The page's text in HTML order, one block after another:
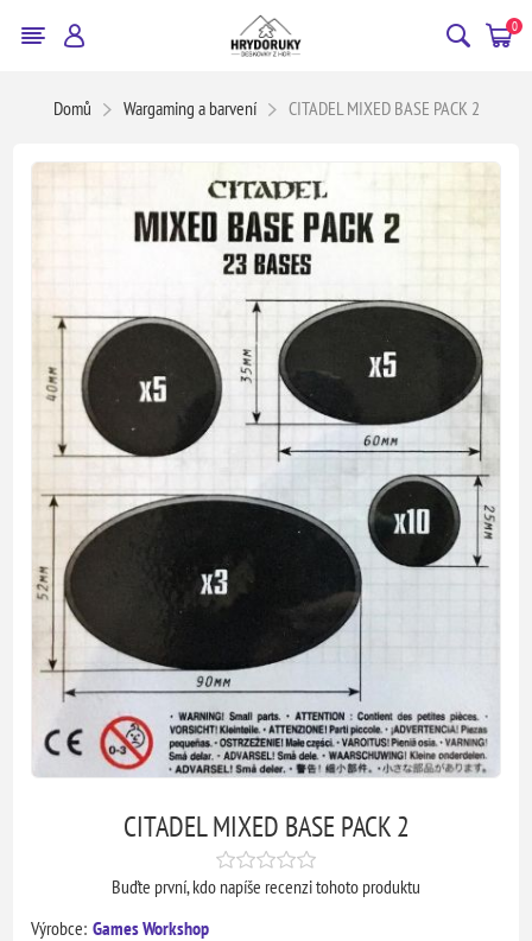
0
Domů Wargaming a barvení CITADEL MIXED BASE PACK 2
CITADEL MIXED BASE PACK 2
Buďte první, kdo napíše recenzi tohoto produktu
Výrobce: Games Workshop